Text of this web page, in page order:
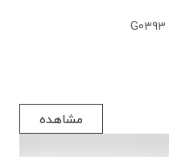
مشاهده